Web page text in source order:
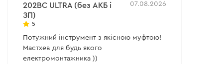
202BC ULTRA (без АКБ і
ЗП)
5
07.08.2026
Потужний інструмент з якісною муфтою!
Мастхев для будь якого
електромонтажника ))